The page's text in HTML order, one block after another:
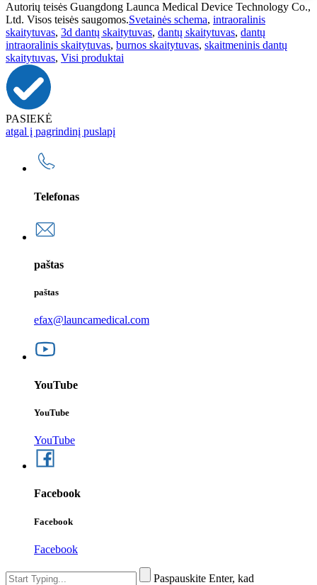
Autorių teisės Guangdong Launca Medical Device Technology Co.,
Ltd. Visos teisės saugomos.Svetainės schema, intraoralinis
skaitytuvas, 3d dantų skaitytuvas, dantų skaitytuvas, dantų
intraoralinis skaitytuvas, burnos skaitytuvas, skaitmeninis dantų
skaitytuvas, Visi produktai
PASIEKĖ
atgal į pagrindinį puslapį
Telefonas
paštas
paštas
efax@launcamedical.com
YouTube
YouTube
YouTube
Facebook
Facebook
Facebook
Paspauskite Enter, kad